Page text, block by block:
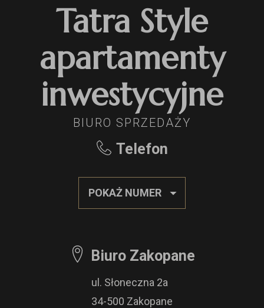
Tatra Style
apartamenty
inwestycyjne
BIURO SPRZEDAŻY
Telefon
POKAŻ NUMER
Biuro Zakopane
ul. Słoneczna 2a
34-500 Zakopane